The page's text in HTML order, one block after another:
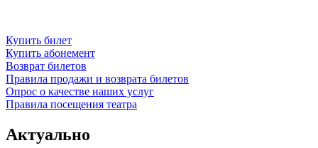
Купить билет
Купить абонемент
Возврат билетов
Правила продажи и возврата билетов
Опрос о качестве наших услуг
Правила посещения театра
Актуально